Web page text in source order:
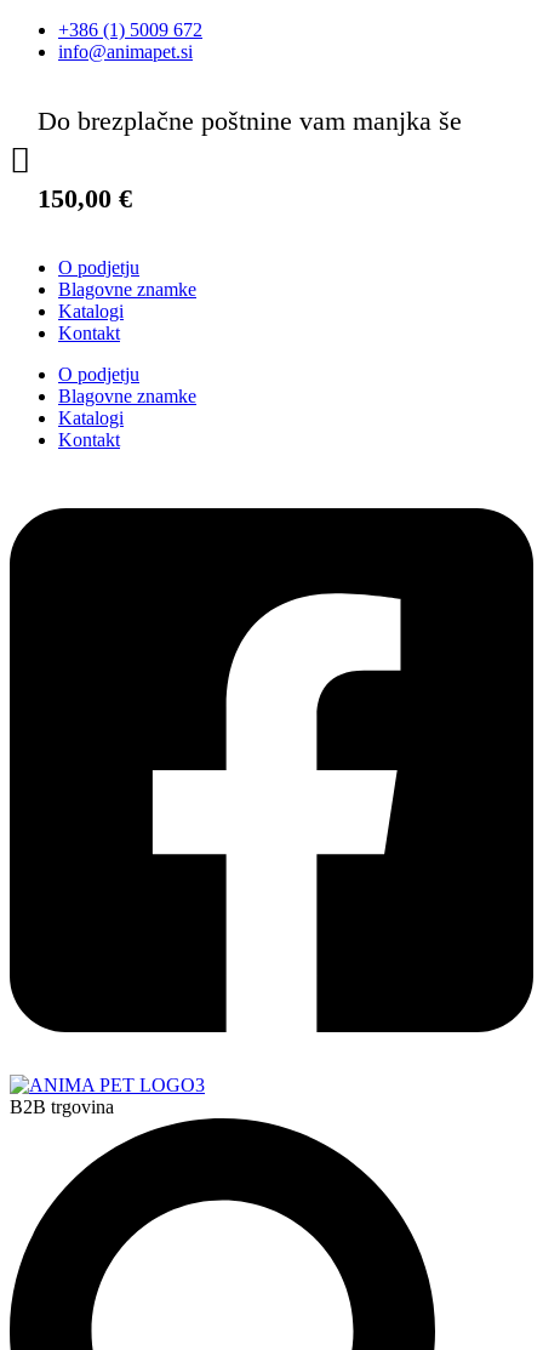
+386 (1) 5009 672
info@animapet.si
Do brezplačne poštnine vam manjka še
150,00 €
O podjetju
Blagovne znamke
Katalogi
Kontakt
O podjetju
Blagovne znamke
Katalogi
Kontakt
B2B trgovina